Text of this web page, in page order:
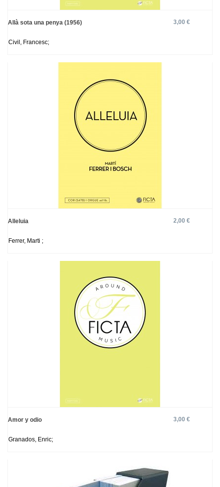
Allà sota una penya (1956) 3,00 €
Civil, Francesc;
Alleluia 2,00 €
Ferrer, Marti ;
Amor y odio 3,00 €
Granados, Enric;